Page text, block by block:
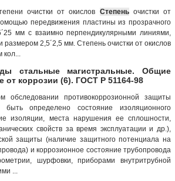
очистки от окислов Степеньочистки от
передвижения пластины из прозрачного
мм с взаимно перпендикулярными линиями,
2,5´2,5 мм. Степень очистки от окислов
стальные магистральные. Общие
от коррозии (6). ГОСТ Р 51164-98
обследовании противокоррозионной защиты
быть определено состояние изоляционного
изоляции, места нарушения ее сплошности,
свойств за время эксплуатации и др.),
защиты (наличие защитного потенциала на
и коррозионное состояние трубопровода
шурфовки, приборами внутритрубной
...